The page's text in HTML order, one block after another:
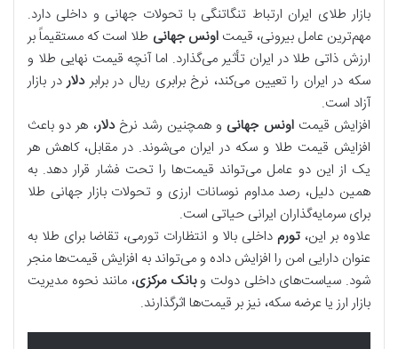
بازار طلای ایران ارتباط تنگاتنگی با تحولات جهانی و داخلی دارد.
مهم‌ترین عامل بیرونی، قیمت اونس جهانی طلا است که مستقیماً بر
ارزش ذاتی طلا در ایران تأثیر می‌گذارد. اما آنچه قیمت نهایی طلا و
سکه در ایران را تعیین می‌کند، نرخ برابری ریال در برابر دلار در بازار
آزاد است.
افزایش قیمت اونس جهانی و همچنین رشد نرخ دلار، هر دو باعث
افزایش قیمت طلا و سکه در ایران می‌شوند. در مقابل، کاهش هر
یک از این دو عامل می‌تواند قیمت‌ها را تحت فشار قرار دهد. به
همین دلیل، رصد مداوم نوسانات ارزی و تحولات بازار جهانی طلا
برای سرمایه‌گذاران ایرانی حیاتی است.
علاوه بر این، تورم داخلی بالا و انتظارات تورمی، تقاضا برای طلا به
عنوان دارایی امن را افزایش داده و می‌تواند به افزایش قیمت‌ها منجر
شود. سیاست‌های داخلی دولت و بانک مرکزی، مانند نحوه مدیریت
بازار ارز یا عرضه سکه، نیز بر قیمت‌ها اثرگذارند.